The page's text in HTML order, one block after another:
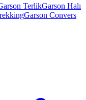
TerlikGarson Halı
Garson Convers